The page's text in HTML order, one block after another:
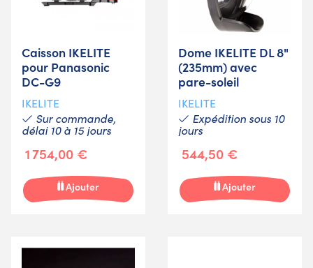
Caisson IKELITE
pour Panasonic
DC-G9
IKELITE
Sur commande,
délai 10 à 15 jours
1 754,00 €
Ajouter
Dome IKELITE DL 8"
(235mm) avec
pare-soleil
IKELITE
Expédition sous 10
jours
544,50 €
Ajouter